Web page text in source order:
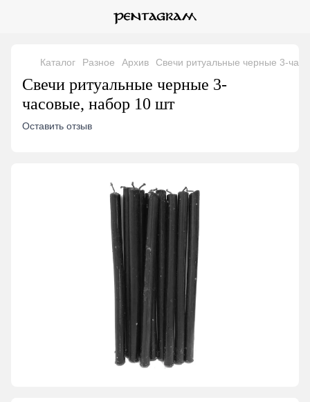
Каталог Разное Архив Свечи ритуальные черные 3-
Свечи ритуальные черные 3-
часовые, набор 10 шт
Оставить отзыв